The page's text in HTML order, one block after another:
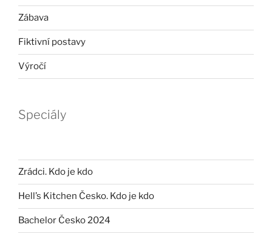
Zábava
Fiktivní postavy
Výročí
Speciály
Zrádci. Kdo je kdo
Hell’s Kitchen Česko. Kdo je kdo
Bachelor Česko 2024